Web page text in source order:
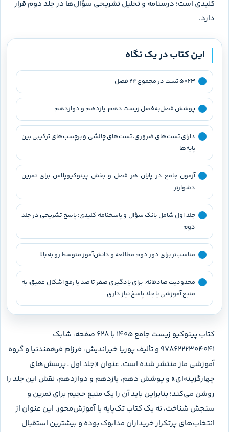
کلیدی است؛ درسنامه و تحلیل تشریحی سؤال‌ها در جلد دوم قرار
دارد.
این کتاب در یک نگاه
۵۰۲۳ تست در مجموع ۲۴ فصل
پوشش فصل‌به‌فصل زیست دهم، یازدهم و دوازدهم
دارای تست‌های ضروری، تست‌های چالشی و برچسب‌های ترکیبی بین
پایه‌ها
آزمون جامع در پایان هر فصل و بخش پینوکیوپلاس برای تمرین
دشوارتر
جلد اول شامل بانک سؤال و پاسخنامه کلیدی؛ پاسخ تشریحی در جلد
دوم
مناسب‌تر برای دور دوم مطالعه و دانش‌آموز متوسط رو به بالا
محدودیت صادقانه: برای یادگیری صفر تا صد یا رفع اشکال عمیق، به
منبع آموزشی یا جلد پاسخ نیاز داری
کتاب پینوکیو زیست جامع ۱۴۰۵ با ۶۲۸ صفحه، شابک
9786222304041 و تألیف پوریا خیراندیش، فرزام فرهمندنیا و گروه
آموزشی ماز منتشر شده است. عنوان «جلد اول ـ پرسش‌های
چهارگزینه‌ای» و پوشش دهم، یازدهم و دوازدهم، نقش این جلد را
روشن می‌کند؛ بنابراین باید آن را یک منبع حجیم برای تمرین و
سنجش شناخت، نه یک کتاب تک‌پایه یا آموزش‌محور. این عنوان از
انتخاب‌های پرتکرار خریداران مدابوک بوده و بیشترین استقبال